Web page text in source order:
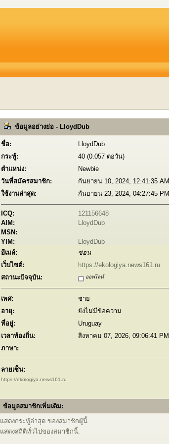
ข้อมูลอย่างย่อ - LloydDub
ชื่อ:
LloydDub
กระทู้:
40 (0.057 ต่อวัน)
ตำแหน่ง:
Newbie
วันที่สมัครสมาชิก:
กันยายน 10, 2024, 12:41:35 AM
ใช้งานล่าสุด:
กันยายน 23, 2024, 04:27:45 PM
ICQ:
121156648
AIM:
LloydDub
MSN:
YIM:
LloydDub
อีเมล์:
ซ่อน
เว็บไซต์:
https://ekologiya.news161.ru
สถานะปัจจุบัน:
ออฟไลน์
เพศ:
ชาย
อายุ:
ยังไม่มีข้อความ
ที่อยู่:
Uruguay
เวลาท้องถิ่น:
สิงหาคม 07, 2026, 09:06:41 PM
ภาษา:
ลายเซ็น:
https://ekologiya.news161.ru
ข้อมูลสมาชิกเพิ่มเติม:
แสดงกระทู้ล่าสุด ของสมาชิกผู้นี้.
แสดงสถิติทั่วไปของสมาชิกนี้.